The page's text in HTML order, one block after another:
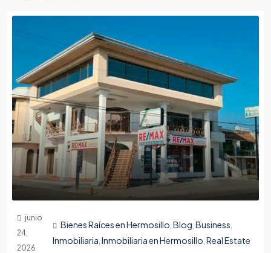
junio
24,
2026
Bienes Raíces en Hermosillo Blog Business
Inmobiliaria Inmobiliaria en Hermosillo Real Estate